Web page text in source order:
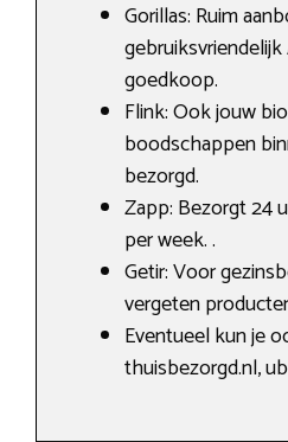
Gorillas: Ruim
goedkoop.
Flink: Ook jouw
boodschappen
bezorgd.
Zapp: Bezorgt 24
per week. .
Getir: Voor
vergeten
Eventueel kun je
thuisbezorgd.nl,